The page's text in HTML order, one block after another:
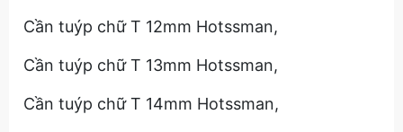
Cần tuýp chữ T 12mm Hotssman,
Cần tuýp chữ T 13mm Hotssman,
Cần tuýp chữ T 14mm Hotssman,